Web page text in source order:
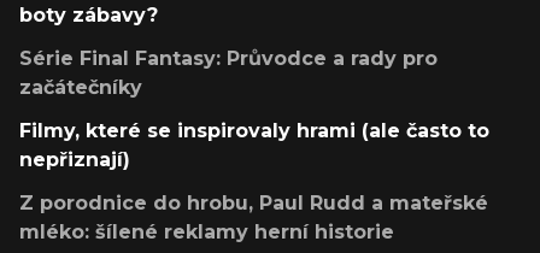
boty zábavy?
Série Final Fantasy: Průvodce a rady pro
začátečníky
Filmy, které se inspirovaly hrami (ale často to
nepřiznají)
Z porodnice do hrobu, Paul Rudd a mateřské
mléko: šílené reklamy herní historie